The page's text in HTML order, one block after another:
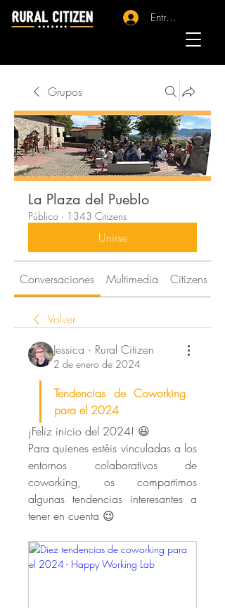
Entrar - Registro
Grupos
La Plaza del Pueblo
Público · 1343 Citizens
Unirse
Conversaciones Multimedia Citizens
Volver
Jessica · Rural Citizen
2 de enero de 2024
Tendencias de Coworking
para el 2024
¡Feliz inicio del 2024! 😃
Para quienes estéis vinculadas a los
entornos colaborativos de
coworking, os compartimos
algunas tendencias interesantes a
tener en cuenta 😉